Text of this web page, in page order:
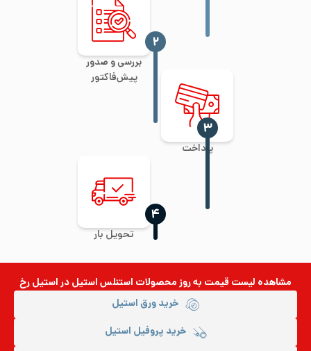
بررسی و صدور
پیش‌فاکتور
‍۲
پرداخت
‍۳
تحویل بار
‍۴
مشاهده لیست قیمت به روزمحصولات استنلس استیلدر استیل رخ
خرید ورق استیل
خرید پروفیل استیل